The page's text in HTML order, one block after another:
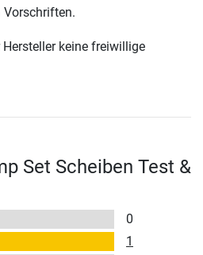
Vorschriften.
keine freiwillige
Set Scheiben Test &
0
1